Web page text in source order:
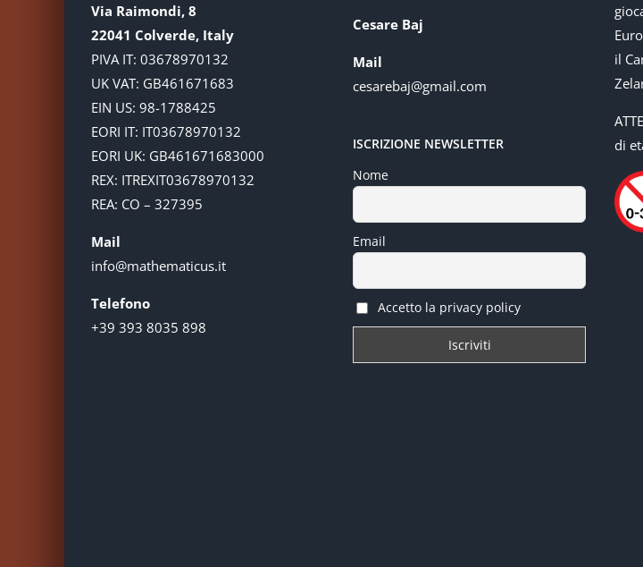
Via Raimondi, 8
22041 Colverde, Italy
PIVA IT: 03678970132
UK VAT: GB461671683
EIN US: 98-1788425
EORI IT: IT03678970132
EORI UK: GB461671683000
REX: ITREXIT03678970132
REA: CO – 327395
Mail
info@mathematicus.it
Telefono
+39 393 8035 898
Cesare Baj
Mail
cesarebaj@gmail.com
ISCRIZIONE NEWSLETTER
Nome
Email
Accetto la privacy policy
il
di